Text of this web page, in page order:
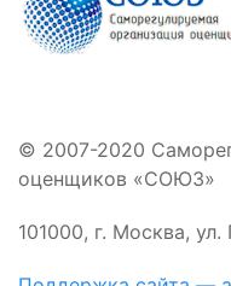
© 2007-2020
оценщиков «СОЮЗ»
101000, г. Москва,